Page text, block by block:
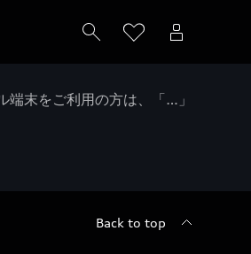
末をご利用の方は、「…」
Back to top